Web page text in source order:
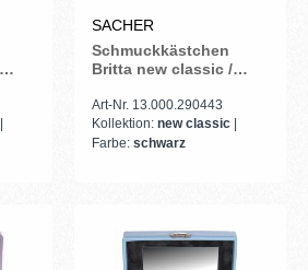
SACHER
Schmuckkästchen
Britta new classic /
Art-Nr. 13.000.290443
Kollektion: new classic
Farbe: schwarz